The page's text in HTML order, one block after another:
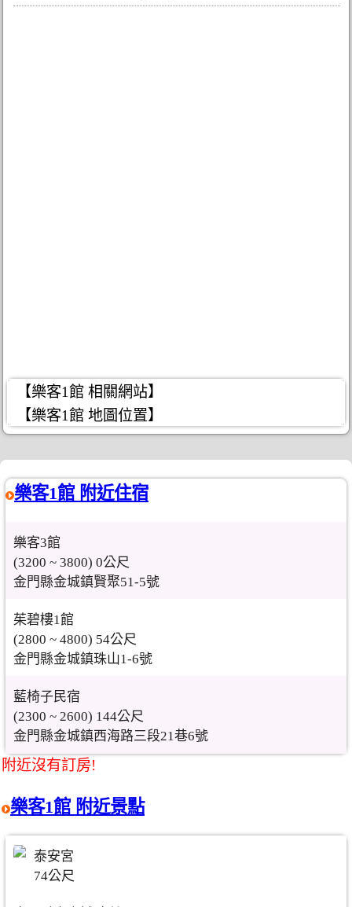
【樂客1館 相關網站】
【樂客1館 地圖位置】
樂客1館 附近住宿
樂客3館
(3200 ~ 3800) 0公尺
金門縣金城鎮賢聚51-5號
茱碧樓1館
(2800 ~ 4800) 54公尺
金門縣金城鎮珠山1-6號
藍椅子民宿
(2300 ~ 2600) 144公尺
金門縣金城鎮西海路三段21巷6號
附近沒有訂房!
樂客1館 附近景點
泰安宮
74公尺